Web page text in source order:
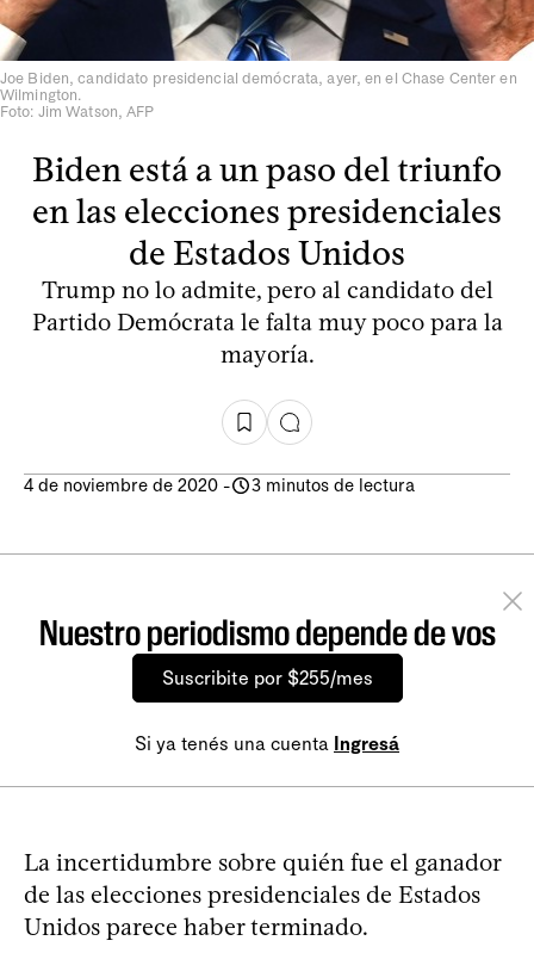
Joe Biden, candidato presidencial demócrata, ayer, en el Chase Center en
Wilmington.
Foto: Jim Watson, AFP
Biden está a un paso del triunfo
en las elecciones presidenciales
de Estados Unidos
Trump no lo admite, pero al candidato del
Partido Demócrata le falta muy poco para la
mayoría.
4 de noviembre de 2020 - 3 minutos de lectura
Nuestro periodismo depende de vos
Suscribite por $255/mes
Si ya tenés una cuenta Ingresá
La incertidumbre sobre quién fue el ganador
de las elecciones presidenciales de Estados
Unidos parece haber terminado.